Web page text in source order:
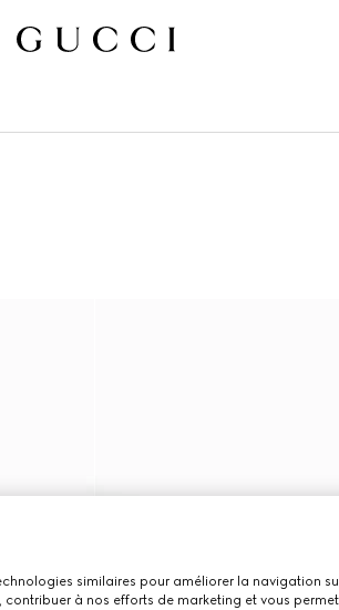
similaires pour améliorer la navigation
à nos efforts de marketing et vous